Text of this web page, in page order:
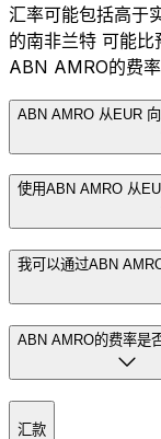
汇率可能包括高于
的南非兰特 可能
ABN AMRO的费
ABN AMRO 从EUR
使用ABN AMRO 从
我可以通过ABN
ABN AMRO的费率是
汇款